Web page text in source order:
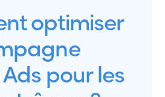
optimiser
pour les